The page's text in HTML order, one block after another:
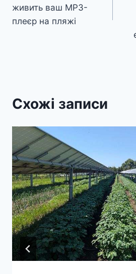
живить ваш MP3-
плеєр на пляжі
Схожі записи